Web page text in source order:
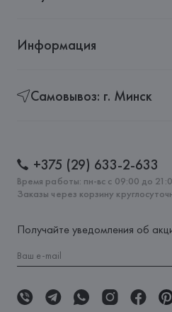
Информация
Самовывоз: г. Минск
+375 (29) 633-2-633
Время работы: пн-вс с 09:00 до
Заказы через корзину
Получайте уведомления об